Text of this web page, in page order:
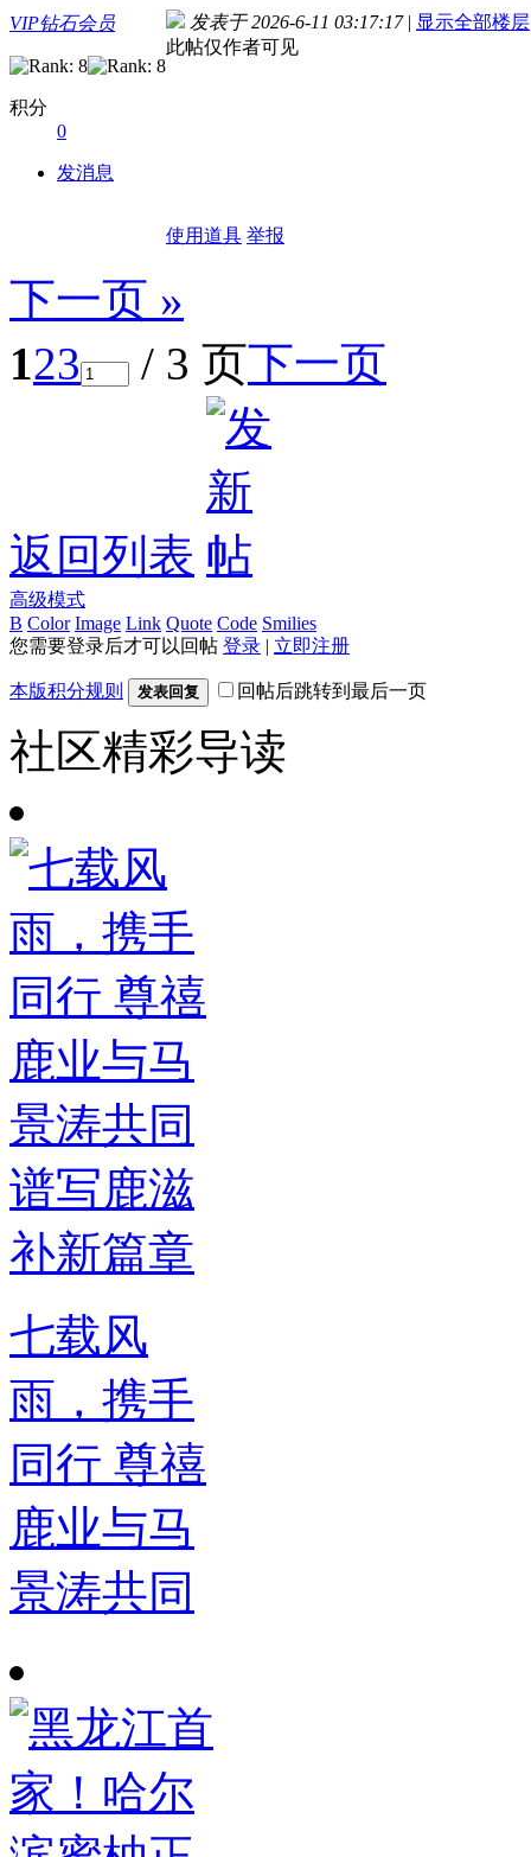
VIP钻石会员
积分
0
发消息
发表于 2026-6-11 03:17:17 | 显示全部楼层
此帖仅作者可见
使用道具 举报
下一页 »
123 / 3 页下一页
返回列表
高级模式
B Color Image Link Quote Code Smilies
您需要登录后才可以回帖 登录 | 立即注册
本版积分规则 发表回复 回帖后跳转到最后一页
社区精彩导读
七载风
雨，携手
同行 尊禧
鹿业与马
景涛共同